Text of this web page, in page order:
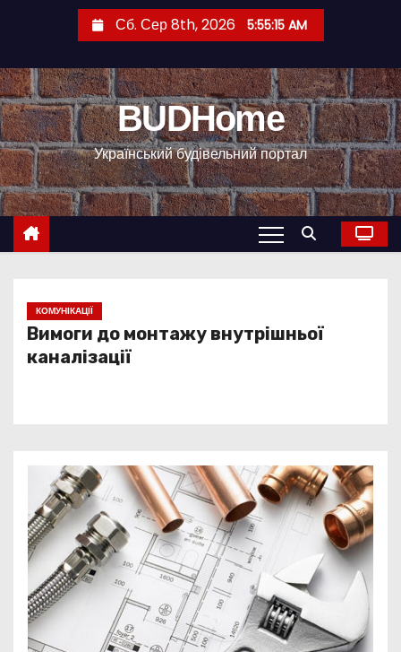
е
й
т
и
д
о
Сб. Сер 8th, 2026 5:55:16 AM
BUDHome
Український будівельний портал
КОМУНІКАЦІЇ
Вимоги до монтажу внутрішньої
каналізації